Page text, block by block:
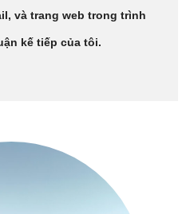
và trang web trong trình
kế tiếp của tôi.